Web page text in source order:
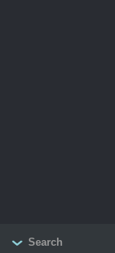
Search